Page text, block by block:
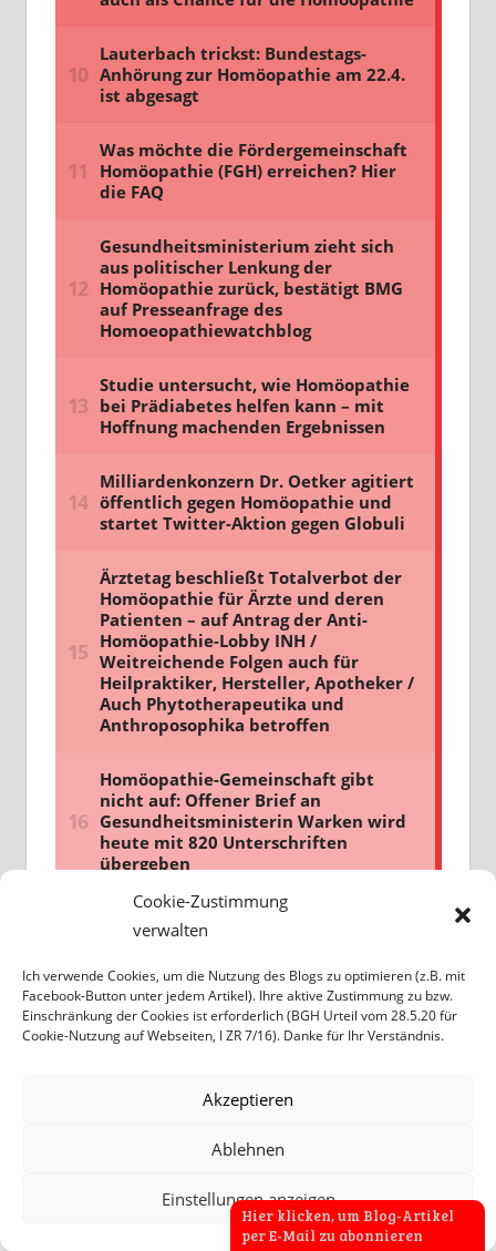
Cookie-Zustimmung
verwalten
Ich verwende Cookies, um die Nutzung des Blogs zu optimieren (z.B. mit
Facebook-Button unter jedem Artikel). Ihre aktive Zustimmung zu bzw.
Einschränkung der Cookies ist erforderlich (BGH Urteil vom 28.5.20 für
Cookie-Nutzung auf Webseiten, I ZR 7/16). Danke für Ihr Verständnis.
Akzeptieren
Ablehnen
Einstellungen anzeigen
Hier klicken, um Blog-Artikel
per E-Mail zu abonnieren